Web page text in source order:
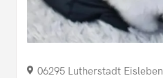
06295 Lutherstadt Eisleben